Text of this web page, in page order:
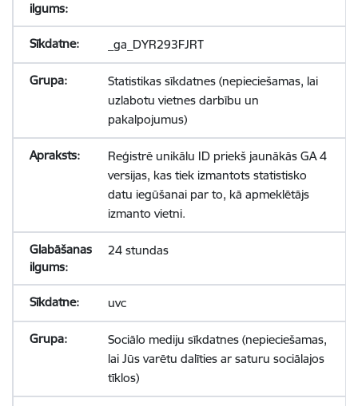
_ga_DYR293FJRT
Statistikas sīkdatnes (nepieciešamas, lai
uzlabotu vietnes darbību un
pakalpojumus)
Reģistrē unikālu ID priekš jaunākās GA 4
versijas, kas tiek izmantots statistisko
datu iegūšanai par to, kā apmeklētājs
izmanto vietni.
24 stundas
uvc
Sociālo mediju sīkdatnes (nepieciešamas,
lai Jūs varētu dalīties ar saturu sociālajos
tīklos)